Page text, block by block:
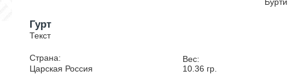
Гурт
Текст
Страна:
Царская Россия
Вес:
10.36 гр.